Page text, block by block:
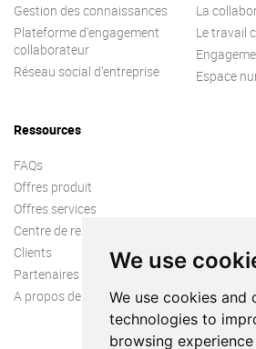
We use
We use cookies and
technologies to
browsing
Gestion des connaissances
Plateforme d’engagement
collaborateur
Réseau social d’entreprise
La
Le travail
Espace
Ressources
FAQs
Offres produit
Offres services
Centre de ressources
Clients
Partenaires
A propos de nous